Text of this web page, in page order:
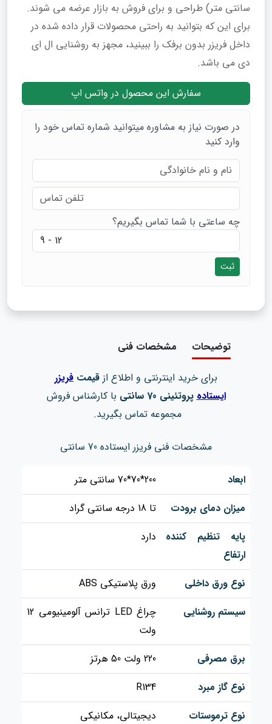
سانتی متر) طراحی و برای فروش به بازار عرضه می شوند.
برای این که بتوانید به راحتی محصولات قرار داده شده در
داخل فریزر بدون برفک را ببینید، مجهز به روشنایی ال ای
دی می باشد.
سفارش این محصول در واتس اپ
در صورت نیاز به مشاوره میتوانید شماره تماس خود را
وارد کنید
چه ساعتی با شما تماس بگیریم؟
ثبت
توضیحات مشخصات فنی
برای خرید اینترنتی و اطلاع از قیمت فریزر
ایستادهپروتئینی 70 سانتی
با کارشناس فروش
مجموعه تماس بگیرید.
مشخصات فنی فریزر ایستاده 70 سانتی
ابعاد
200*70*70 سانتی متر
میزان دمای برودت
تا 18 درجه سانتی گراد
پایه تنظیم کننده
ارتفاع
دارد
نوع ورق داخلی
ورق پلاستیکی ABS
سیستم روشنایی
چراغ LED ترانس آلومینیومی 12
ولت
برق مصرفی
220 ولت 50 هرتز
نوع گاز مبرد
R134
نوع ترموستات
دیجیتالی، مکانیکی